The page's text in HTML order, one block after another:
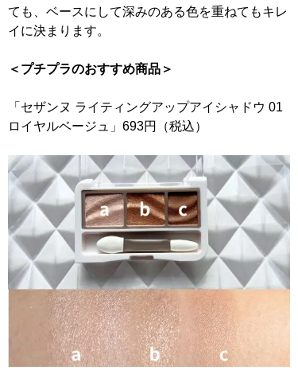
ても、ベースにして深みのある色を重ねてもキレ
イに決まります。
＜プチプラのおすすめ商品＞
「セザンヌ ライティングアップアイシャドウ 01
ロイヤルベージュ」693円（税込）